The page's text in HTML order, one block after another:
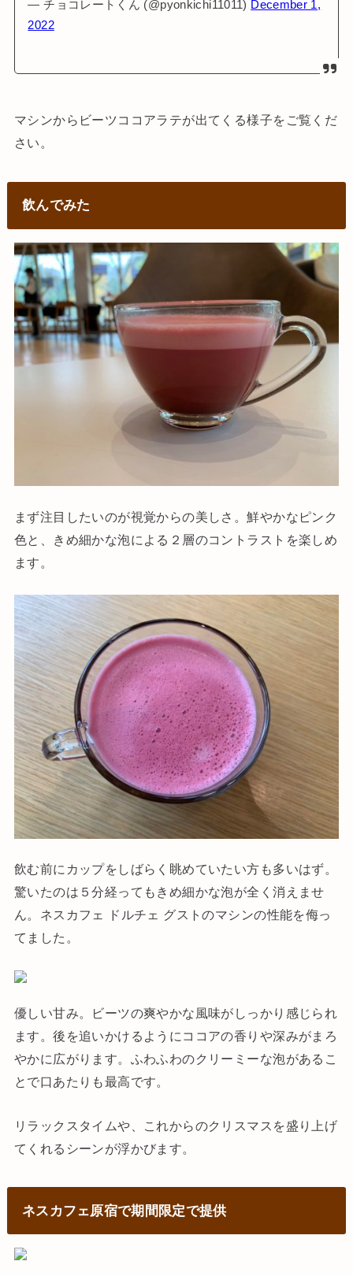
— チョコレートくん (@pyonkichi11011) December 1,
2022
マシンからビーツココアラテが出てくる様子をご覧くだ
さい。
飲んでみた
まず注目したいのが視覚からの美しさ。鮮やかなピンク
色と、きめ細かな泡による２層のコントラストを楽しめ
ます。
飲む前にカップをしばらく眺めていたい方も多いはず。
驚いたのは５分経ってもきめ細かな泡が全く消えませ
ん。ネスカフェ ドルチェ グストのマシンの性能を侮っ
てました。
優しい甘み。ビーツの爽やかな風味がしっかり感じられ
ます。後を追いかけるようにココアの香りや深みがまろ
やかに広がります。ふわふわのクリーミーな泡があるこ
とで口あたりも最高です。
リラックスタイムや、これからのクリスマスを盛り上げ
てくれるシーンが浮かびます。
ネスカフェ原宿で期間限定で提供